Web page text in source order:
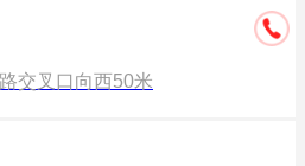
交叉口向西50米